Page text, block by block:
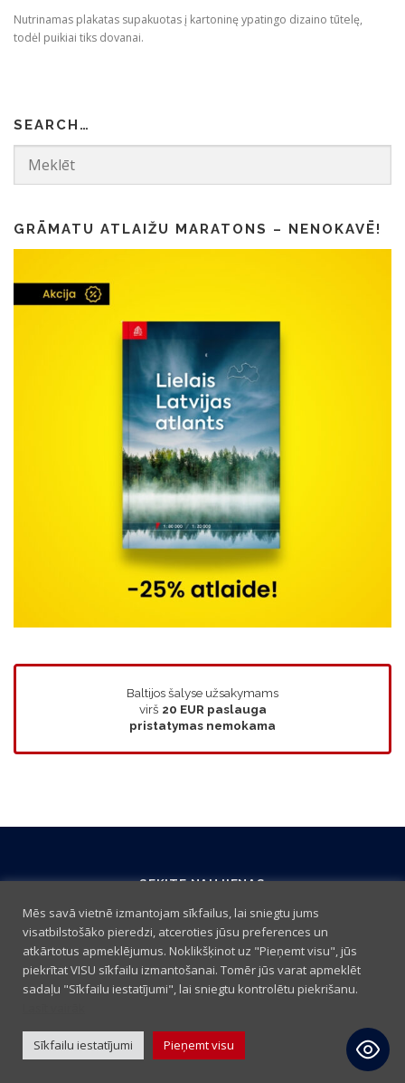
Nutrinamas plakatas supakuotas į kartoninę ypatingo dizaino tūtelę,
todėl puikiai tiks dovanai.
SEARCH…
GRĀMATU ATLAIŽU MARATONS – NENOKAVĒ!
Baltijos šalyse užsakymams
virš 20 EUR paslauga
pristatymas nemokama
SEKITE NAUJIENAS
Pirkimo taisyklės|Slapukų politika
Mēs savā vietnē izmantojam sīkfailus, lai sniegtu jums
visatbilstošāko pieredzi, atceroties jūsu preferences un
atkārtotus apmeklējumus. Noklikšķinot uz "Pieņemt visu", jūs
piekrītat VISU sīkfailu izmantošanai. Tomēr jūs varat apmeklēt
sadaļu "Sīkfailu iestatījumi", lai sniegtu kontrolētu piekrišanu.
Sīkfailu iestatījumi Pieņemt visu